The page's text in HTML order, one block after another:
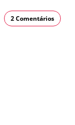
2 Comentários